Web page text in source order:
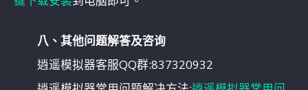
八、其他问题解答及咨询
逍遥模拟器客服QQ群:837320932